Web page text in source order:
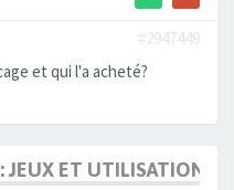
#2947449
et qui l'a acheté?
: JEUX ET UTILISATION,